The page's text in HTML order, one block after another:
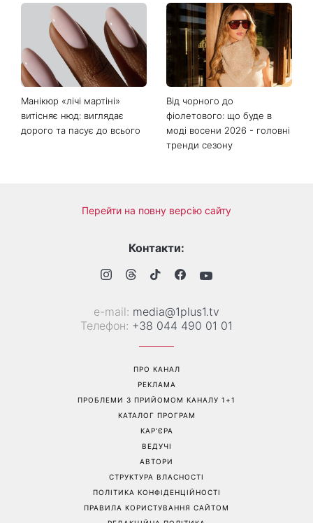
«Костя, рятуй мене»:
Грубич поділився
кумедними спогадами про
Пономарьова та показав
рідкісні архівні фото
День ангела 10 серпня:
Роман та ще двоє
іменинників - чому цього
дня не варто проходити
повз чужу біду
Манікюр «лічі мартіні»
витісняє нюд: виглядає
Від чорного до
фіолетового: що буде в
моді восени 2026 - головні
тренди сезону